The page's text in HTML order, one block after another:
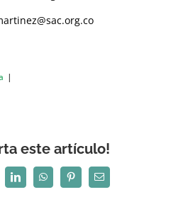
|
este artículo!
LinkedInWhatsAppPinterestCorreo
electrónico